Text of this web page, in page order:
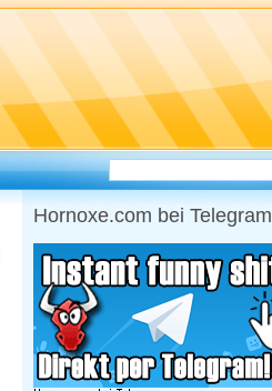
Hornoxe.com bei Telegram